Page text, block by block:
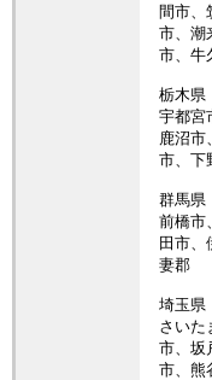
間市、
市、潮
市、牛
栃木県
宇都宮
鹿沼市
市、下
群馬県
前橋市
田市、
妻郡
埼玉県
さいた
市、坂
市、熊